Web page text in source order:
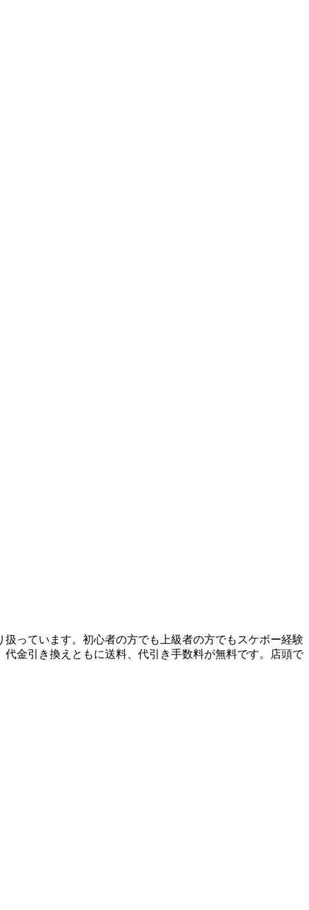
っています。初心者の方でも上級者の方でもスケボー経験
金引き換えともに送料、代引き手数料が無料です。店頭で